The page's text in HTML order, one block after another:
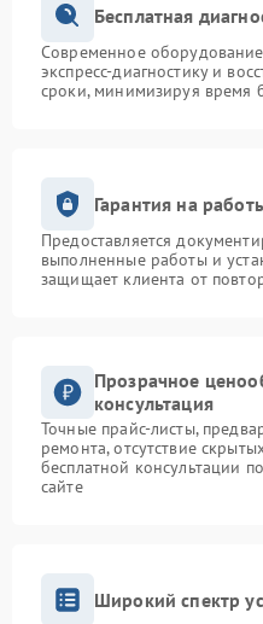
Бесплатная
Современное
экспресс-диагностику и
сроки, минимизируя время
Гарантия на
Предоставляется
выполненные работы и
защищает клиента от
Прозрачное
консультация
Точные прайс-листы,
ремонта, отсутствие
бесплатной консультации
сайте
Широкий спектр